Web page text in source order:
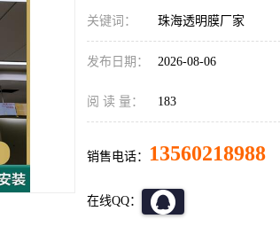
关键词： 珠海透明膜厂家
发布日期： 2026-08-06
阅 读 量： 183
销售电话： 13560218988
在线QQ：